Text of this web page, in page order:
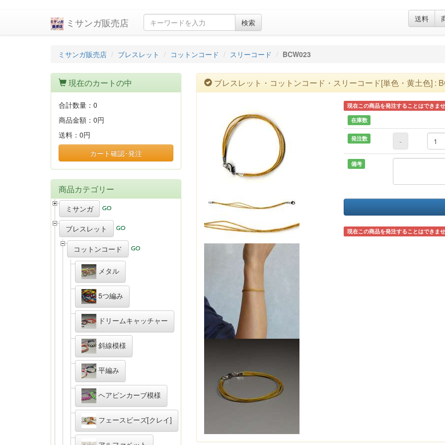
ミサンガ販売店 検索 送料
ミサンガ販売店 ブレスレット コットンコード スリーコード BCW023
ブレスレット・コットンコード・スリーコード[単色・黄土色] :
現在この商品を発注することはできま
在庫数
発注数 -
備考
現在この商品を発注することはできま
現在のカートの中
合計数量： 0
商品金額： 0円
送料： 0円
カート確認･発注
商品カテゴリー
ミサンガ
ブレスレット
コットンコード
メタル
5つ編み
ドリームキャッチャー
斜線模様
平編み
ヘアピンカーブ模様
フェースビーズ[クレイ]